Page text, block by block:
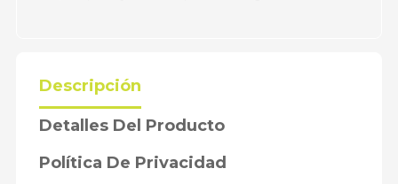
Descripción
Detalles Del Producto
Política De Privacidad